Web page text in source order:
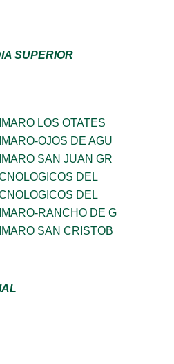
SUPERIOR
LOS OTATES
OJOS DE AGU
SAN JUAN GR
DEL
DEL
RANCHO DE G
SAN CRISTOB